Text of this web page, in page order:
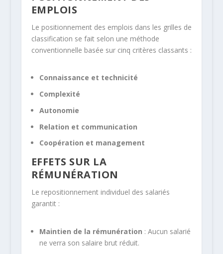
EMPLOIS
Le positionnement des emplois dans les grilles de
classification se fait selon une méthode
conventionnelle basée sur cinq critères classants :
Connaissance et technicité
Complexité
Autonomie
Relation et communication
Coopération et management
EFFETS SUR LA
RÉMUNÉRATION
Le repositionnement individuel des salariés
garantit :
Maintien de la rémunération : Aucun salarié
ne verra son salaire brut réduit.